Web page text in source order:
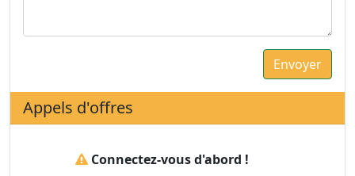
Appels d'offres
Connectez-vous d'abord !